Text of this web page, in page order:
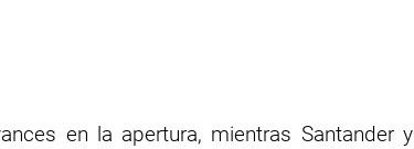
en la apertura, mientras Santander y